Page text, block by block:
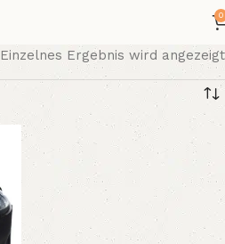
0
Einzelnes Ergebnis wird angezeigt